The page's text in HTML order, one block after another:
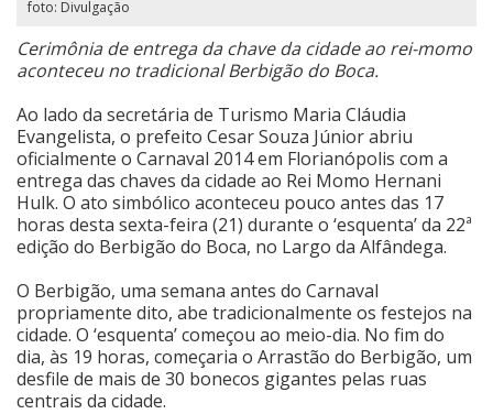
Guia de Serviços
Anuncie
Cinema
Agenda Cultural
Anuncie
foto: Divulgação
Cerimônia de entrega da chave da cidade ao rei-momo
aconteceu no tradicional Berbigão do Boca.
Ao lado da secretária de Turismo Maria Cláudia
Evangelista, o prefeito Cesar Souza Júnior abriu
oficialmente o Carnaval 2014 em Florianópolis com a
entrega das chaves da cidade ao Rei Momo Hernani
Hulk. O ato simbólico aconteceu pouco antes das 17
horas desta sexta-feira (21) durante o ‘esquenta’ da 22ª
edição do Berbigão do Boca, no Largo da Alfândega.
O Berbigão, uma semana antes do Carnaval
propriamente dito, abe tradicionalmente os festejos na
cidade. O ‘esquenta’ começou ao meio-dia. No fim do
dia, às 19 horas, começaria o Arrastão do Berbigão, um
desfile de mais de 30 bonecos gigantes pelas ruas
centrais da cidade.